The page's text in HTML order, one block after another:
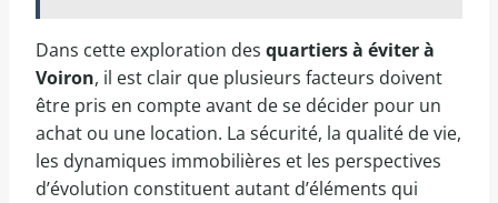
Dans cette exploration des quartiers à éviter à
Voiron, il est clair que plusieurs facteurs doivent
être pris en compte avant de se décider pour un
achat ou une location. La sécurité, la qualité de vie,
les dynamiques immobilières et les perspectives
d’évolution constituent autant d’éléments qui